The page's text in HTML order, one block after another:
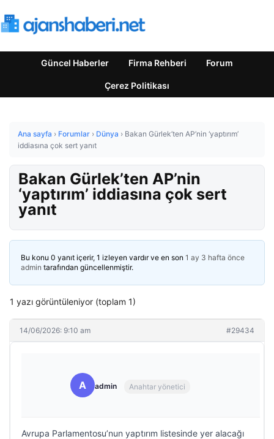
Güncel Haberler Firma Rehberi Forum
Çerez Politikası
Ana sayfa › Forumlar › Dünya › Bakan Gürlek’ten AP’nin ‘yaptırım’
iddiasına çok sert yanıt
Bakan Gürlek’ten AP’nin
‘yaptırım’ iddiasına çok sert
yanıt
Bu konu 0 yanıt içerir, 1 izleyen vardır ve en son 1 ay 3 hafta önce
admin tarafından güncellenmiştir.
1 yazı görüntüleniyor (toplam 1)
14/06/2026: 9:10 am #29434
A admin Anahtar yönetici
Avrupa Parlamentosu’nun yaptırım listesinde yer alacağı